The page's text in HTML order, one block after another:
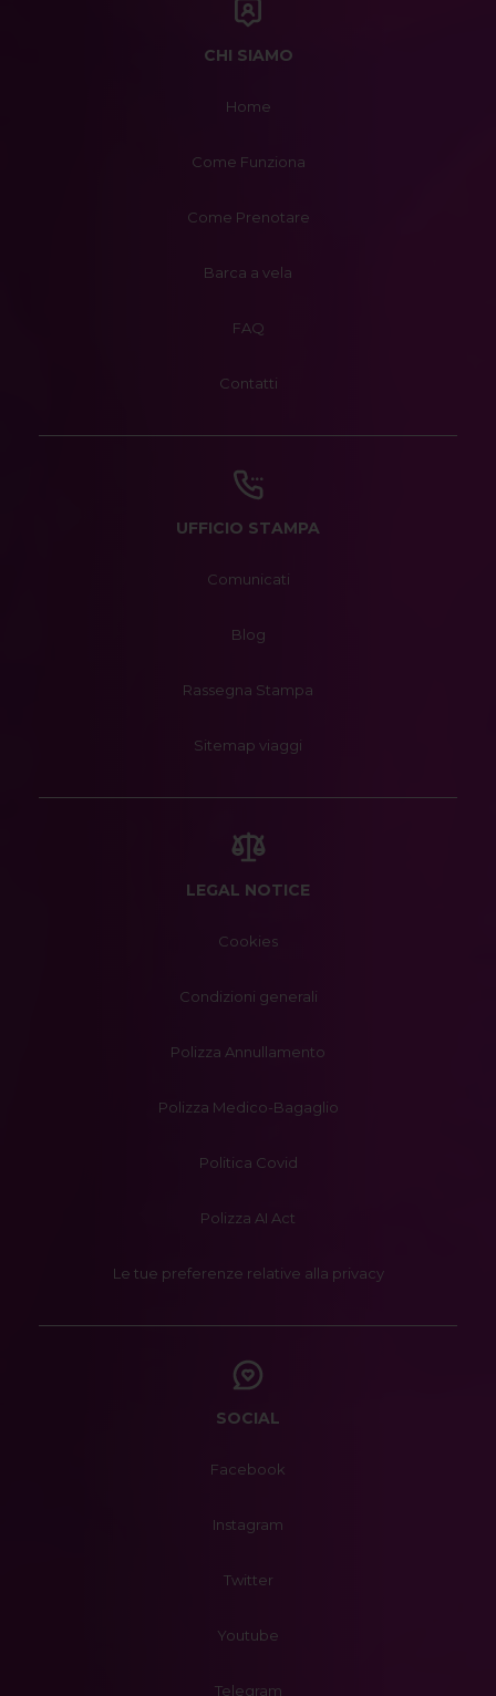
CHI SIAMO
Home
Come Funziona
Come Prenotare
Barca a vela
FAQ
Contatti
UFFICIO STAMPA
Comunicati
Blog
Rassegna Stampa
Sitemap viaggi
LEGAL NOTICE
Cookies
Condizioni generali
Polizza Annullamento
Polizza Medico-Bagaglio
Politica Covid
Polizza AI Act
Le tue preferenze relative alla privacy
SOCIAL
Facebook
Instagram
Twitter
Youtube
Telegram